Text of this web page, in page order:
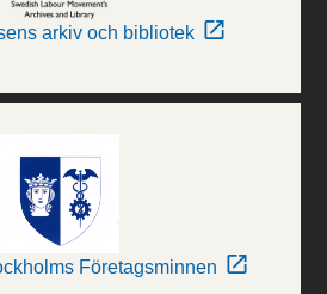
arkiv och bibliotek
Företagsminnen